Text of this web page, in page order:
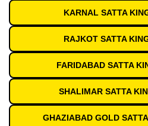
KARNAL SATTA
RAJKOT SATTA
FARIDABAD SATTA
SHALIMAR SATTA
GHAZIABAD GOLD